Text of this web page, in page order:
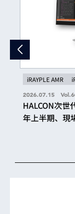
iRAYPLE AMR
2026.07.15
HALCON次世
年上半期、現